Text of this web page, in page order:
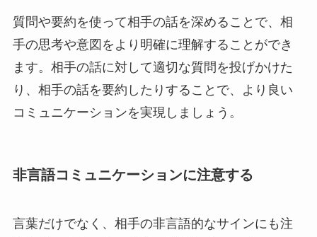
質問や要約を使って相手の話を深めることで、相
手の思考や意図をより明確に理解することができ
ます。相手の話に対して適切な質問を投げかけた
り、相手の話を要約したりすることで、より良い
コミュニケーションを実現しましょう。
非言語コミュニケーションに注意する
言葉だけでなく、相手の非言語的なサインにも注